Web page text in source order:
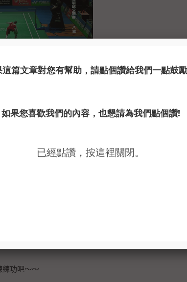
量較差時，擊球時可加一些力量將球速打快來反壓制對
功吧～～